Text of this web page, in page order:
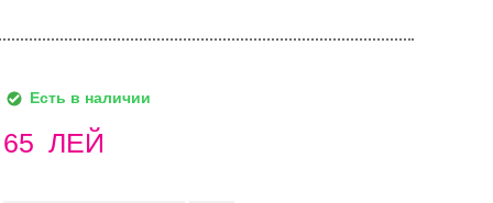
Есть в наличии
65 ЛЕЙ